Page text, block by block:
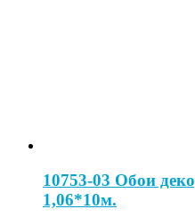
10753-03 Обои
1,06*10м.